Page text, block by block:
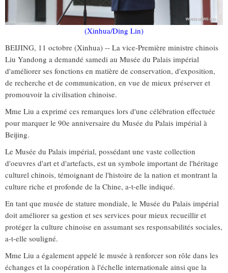
(Xinhua/Ding Lin)
BEIJING, 11 octobre (Xinhua) -- La vice-Première ministre chinois
Liu Yandong a demandé samedi au Musée du Palais impérial
d'améliorer ses fonctions en matière de conservation, d'exposition,
de recherche et de communication, en vue de mieux préserver et
promouvoir la civilisation chinoise.
Mme Liu a exprimé ces remarques lors d'une célébration effectuée
pour marquer le 90e anniversaire du Musée du Palais impérial à
Beijing.
Le Musée du Palais impérial, possédant une vaste collection
d'oeuvres d'art et d'artefacts, est un symbole important de l'héritage
culturel chinois, témoignant de l'histoire de la nation et montrant la
culture riche et profonde de la Chine, a-t-elle indiqué.
En tant que musée de stature mondiale, le Musée du Palais impérial
doit améliorer sa gestion et ses services pour mieux recueillir et
protéger la culture chinoise en assumant ses responsabilités sociales,
a-t-elle souligné.
Mme Liu a également appelé le musée à renforcer son rôle dans les
échanges et la coopération à l'échelle internationale ainsi que la